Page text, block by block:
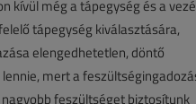
kívül még a tápegység és a
tápegység kiválasztására,
elengedhetetlen, döntő
mert a
feszültséget biztosítunk